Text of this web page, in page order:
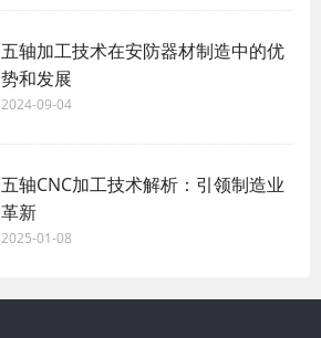
五轴加工技术在安防器材制造中的优
势和发展
2024-09-04
五轴CNC加工技术解析：引领制造业
革新
2025-01-08